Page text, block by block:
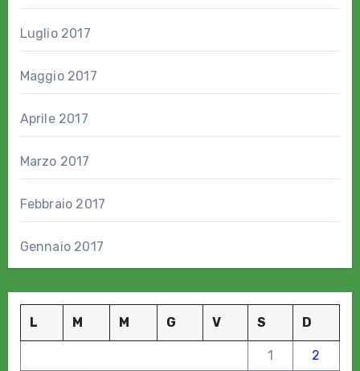
Luglio 2017
Maggio 2017
Aprile 2017
Marzo 2017
Febbraio 2017
Gennaio 2017
L M M G V S D
1
2